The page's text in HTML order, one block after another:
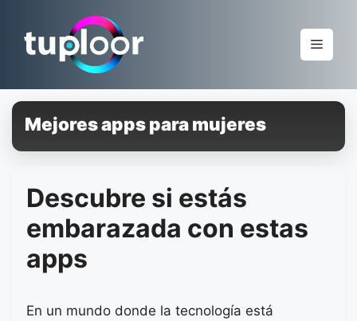
para
Menu
Mejores apps para mujeres
Descubre si estás
embarazada con estas
apps
En un mundo donde la tecnología está